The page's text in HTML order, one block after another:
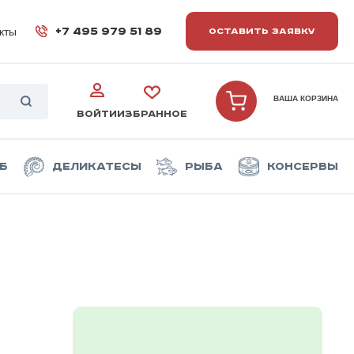
+7 495 979 51 89 ОСТАВИТЬ ЗАЯВКУ
ВОЙТИИЗБРАННОЕ
ВАША КОРЗИНА
Деликатесы Рыба Консервы